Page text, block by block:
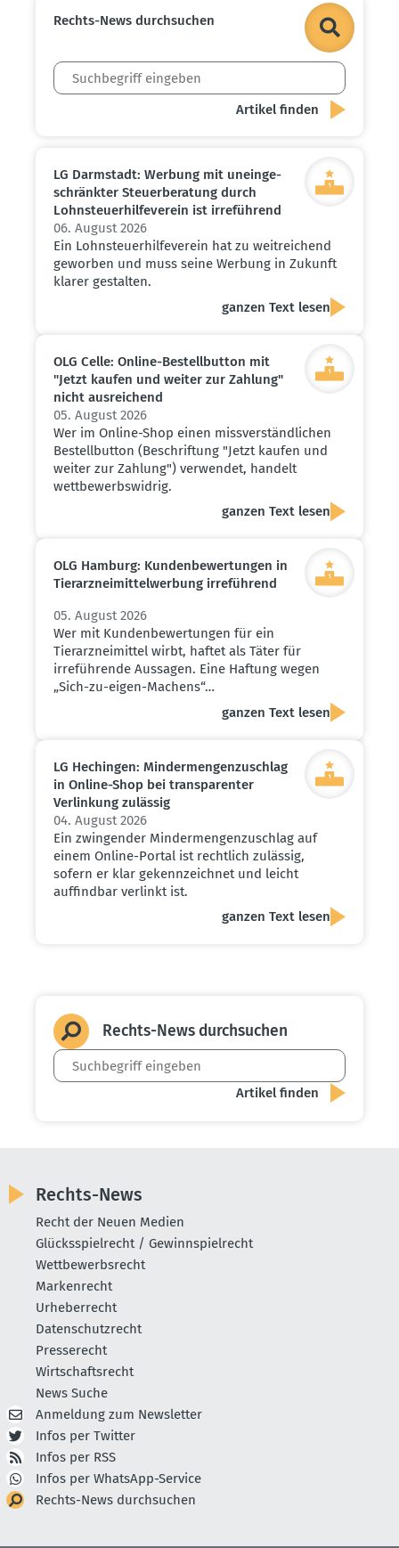
Rechts-News durch­suchen
LG Darmstadt: Werbung mit unein­ge­
schränkter Steuer­be­ratung durch
Lohnsteu­er­hil­fe­verein ist irreführend
06. August 2026
Ein Lohnsteuerhilfeverein hat zu weitreichend
geworben und muss seine Werbung in Zukunft
klarer gestalten.
ganzen Text lesen
OLG Celle: Online-Bestell­button mit
"Jetzt kaufen und weiter zur Zahlung"
nicht ausrei­chend
05. August 2026
Wer im Online-Shop einen missverständlichen
Bestellbutton (Beschriftung "Jetzt kaufen und
weiter zur Zahlung") verwendet, handelt
wettbewerbswidrig.
ganzen Text lesen
OLG Hamburg: Kunden­be­wer­tungen in
Tierarz­nei­mit­tel­werbung irreführend
05. August 2026
Wer mit Kundenbewertungen für ein
Tierarzneimittel wirbt, haftet als Täter für
irreführende Aussagen. Eine Haftung wegen
„Sich-zu-eigen-Machens“…
ganzen Text lesen
LG Hechingen: Minder­men­gen­zu­schlag
in Online-Shop bei trans­pa­renter
Verlinkung zulässig
04. August 2026
Ein zwingender Mindermengenzuschlag auf
einem Online-Portal ist rechtlich zulässig,
sofern er klar gekennzeichnet und leicht
auffindbar verlinkt ist.
ganzen Text lesen
Rechts-News durch­suchen
Rechts-News
Recht der Neuen Medien
Glücksspielrecht / Gewinnspielrecht
Wettbewerbsrecht
Markenrecht
Urheberrecht
Datenschutzrecht
Presserecht
Wirtschaftsrecht
News Suche
Anmeldung zum Newsletter
Infos per Twitter
Infos per RSS
Infos per WhatsApp-Service
Rechts-News durchsuchen